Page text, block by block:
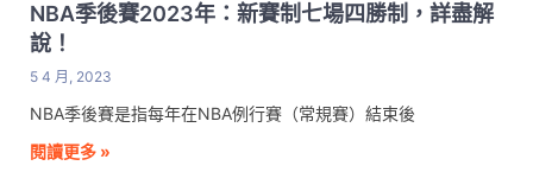
NBA季後賽2023年：新賽制七場四勝制，詳盡解
說！
5 4 月, 2023
NBA季後賽是指每年在NBA例行賽（常規賽）結束後
閱讀更多 »